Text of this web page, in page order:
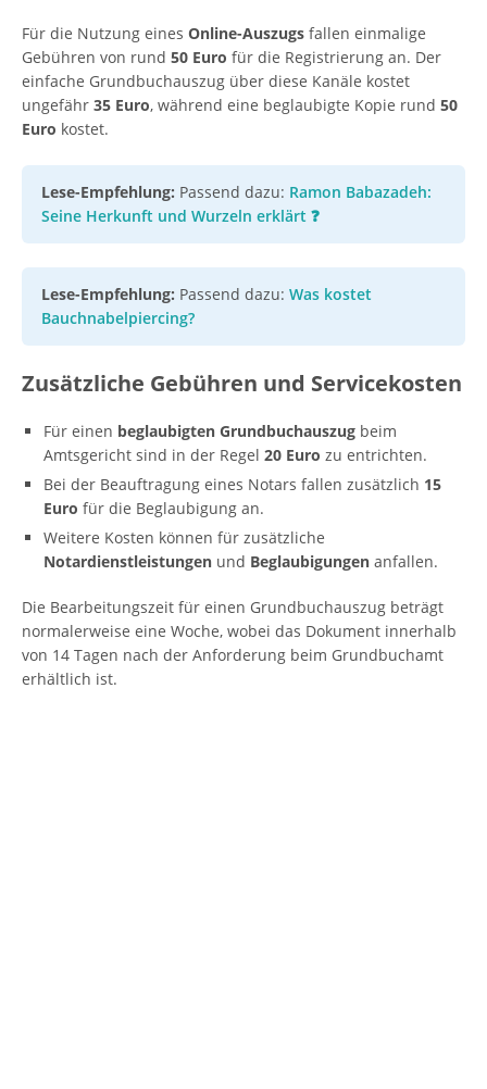
Für die Nutzung eines Online-Auszugs fallen einmalige
Gebühren von rund 50 Euro für die Registrierung an. Der
einfache Grundbuchauszug über diese Kanäle kostet
ungefähr 35 Euro, während eine beglaubigte Kopie rund 50
Euro kostet.
Lese-Empfehlung: Passend dazu: Ramon Babazadeh:
Seine Herkunft und Wurzeln erklärt ❓
Lese-Empfehlung: Passend dazu: Was kostet
Bauchnabelpiercing?
Zusätzliche Gebühren und Servicekosten
Für einen beglaubigten Grundbuchauszug beim
Amtsgericht sind in der Regel 20 Euro zu entrichten.
Bei der Beauftragung eines Notars fallen zusätzlich 15
Euro für die Beglaubigung an.
Weitere Kosten können für zusätzliche
Notardienstleistungen und Beglaubigungen anfallen.
Die Bearbeitungszeit für einen Grundbuchauszug beträgt
normalerweise eine Woche, wobei das Dokument innerhalb
von 14 Tagen nach der Anforderung beim Grundbuchamt
erhältlich ist.